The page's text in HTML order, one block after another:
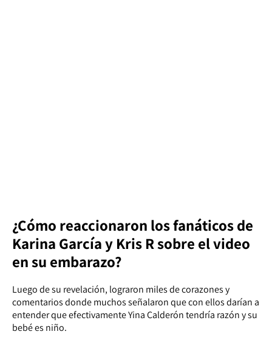
¿Cómo reaccionaron los fanáticos de
Karina García y Kris R sobre el video
en su embarazo?
Luego de su revelación, lograron miles de corazones y
comentarios donde muchos señalaron que con ellos darían a
entender que efectivamente Yina Calderón tendría razón y su
bebé es niño.